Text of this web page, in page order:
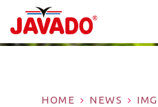
HOME NEWS